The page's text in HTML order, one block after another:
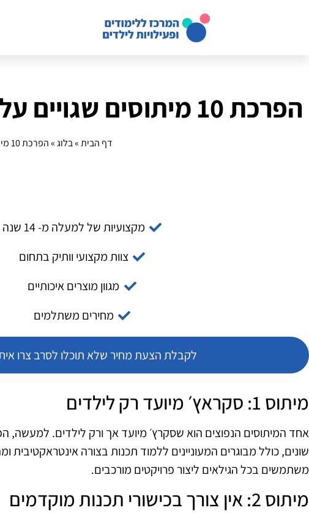
הפרכת 10 מיתוסים שגויים על פעילות סקראץ׳ אונליין – קצר ולעניין
דף הבית»בלוג»הפרכת 10 מיתוסים שגויים על פעילות סקראץ׳ אונליין – קצר ולעניין
מקצועיות של למעלה מ- 14 שנה
צוות מקצועי וותיק בתחום
מגוון מוצרים איכותיים
מחירים משתלמים
לקבלת הצעת מחיר שלא תוכלו לסרב צרו
מיתוס 1: סקראץ׳ מיועד רק לילדים
אחד המיתוסים הנפוצים הוא שסקרץ׳ מיועד אך ורק לילדים. למעשה,
שונים, כולל מבוגרים המעוניינים ללמוד תכנות בצורה אינטראקטיבית
משתמשים בכל הגילאים ליצור פרויקטים מורכבים.
מיתוס 2: אין צורך בכישורי תכנות מוקדמים